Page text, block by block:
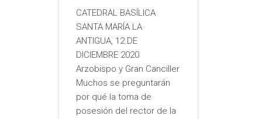
CATEDRAL BASÍLICA
SANTA MARÍA LA
ANTIGUA, 12 DE
DICIEMBRE 2020
Arzobispo y Gran Canciller
Muchos se preguntarán
por qué la toma de
posesión del rector de la